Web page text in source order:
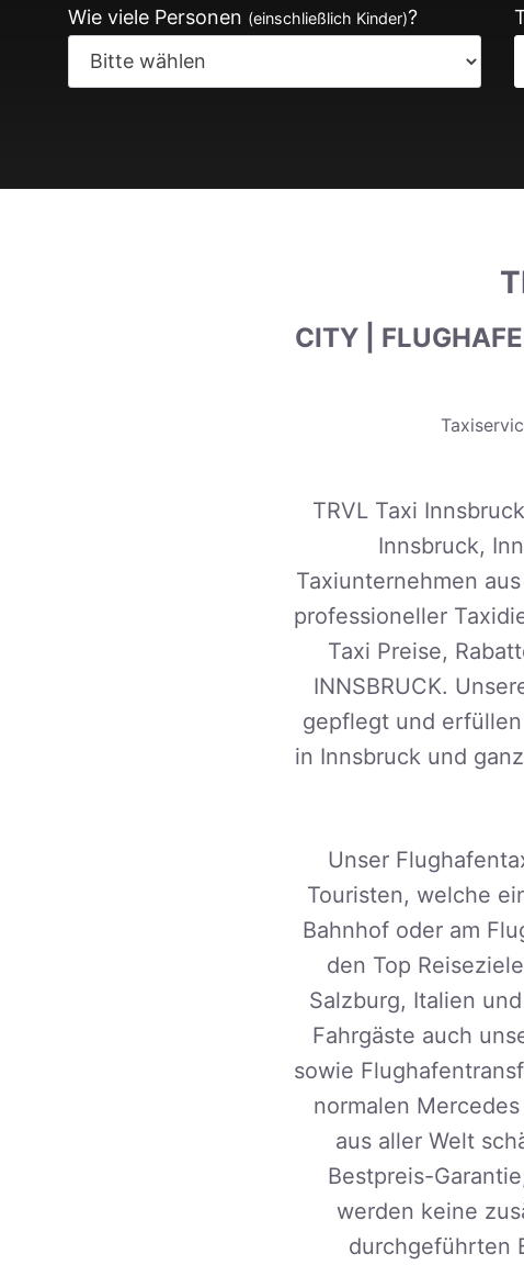
Wie viele Personen (einschließlich Kinder)?
CITY |
TRVL Taxi
Innsbruck,
Taxiunternehmen
professioneller
Taxi Preise,
INNSBRUCK.
gepflegt und
in Innsbruck und
Unser
Touristen, welche
Bahnhof oder am
den Top
Salzburg, Italien
Fahrgäste auch
sowie
normalen
aus aller Welt
Bestpreis-
werden keine
durchgeführten